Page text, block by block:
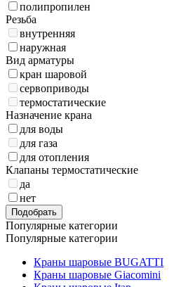
полипропилен
Резьба
внутренняя
наружная
Вид арматуры
кран шаровой
сервоприводы
термостатические
Назначение крана
для воды
для газа
для отопления
Клапаны термостатические
да
нет
Подобрать
Популярные категории
Популярные категории
Краны шаровые BUGATTI
Краны шаровые Giacomini